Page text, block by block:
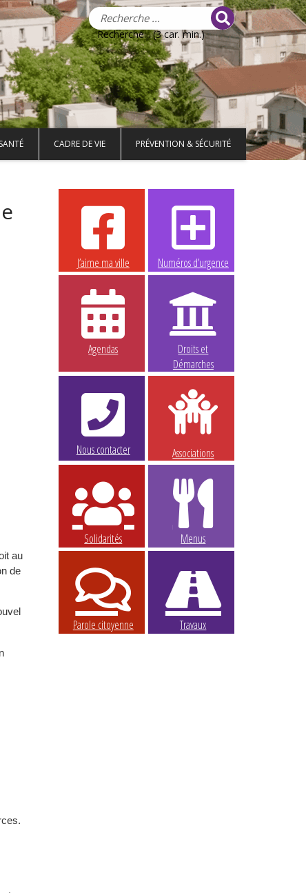
Recherche... (3 car. min.)
CADRE DE VIE PRÉVENTION & SÉCURITÉ
au
de
J’aime ma ville Numéros d’urgence
Agendas
Droits et
Démarches
Nous contacter Associations
Solidarités Menus
Parole citoyenne Travaux